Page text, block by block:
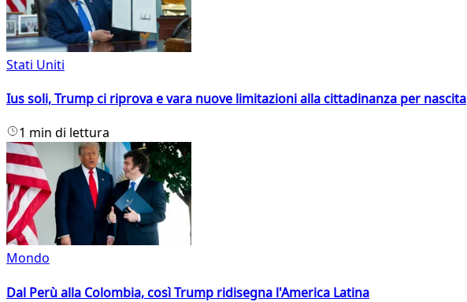
Stati Uniti
Ius soli, Trump ci riprova e vara nuove limitazioni alla cittadinanza per nascita
1 min di lettura
Mondo
Dal Perù alla Colombia, così Trump ridisegna l'America Latina